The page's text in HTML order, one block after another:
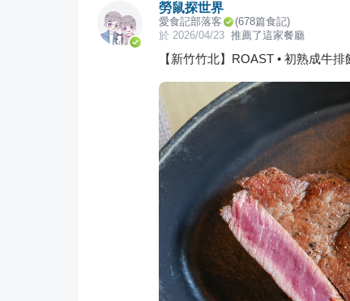
勞鼠探世界
愛食記部落客 (678篇食記)
於 2026/04/23 推薦了這家餐廳
【新竹竹北】ROAST • 初熟成牛